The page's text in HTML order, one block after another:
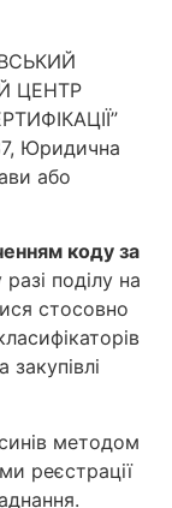
ЦЕНТР
Юридична
або
коду за
разі поділу на
стосовно
методом
реєстрації